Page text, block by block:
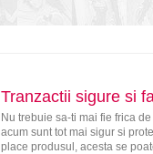
Tranzactii sigure si
Nu trebuie sa-ti mai fie frica
acum sunt tot mai sigur si
place produsul, acesta se